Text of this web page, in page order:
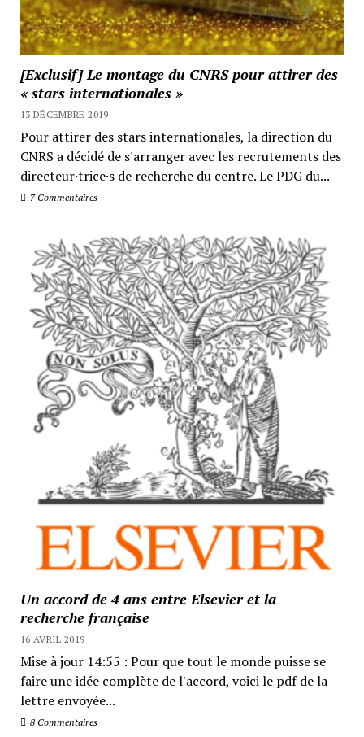
[Exclusif] Le montage du CNRS pour attirer des
« stars internationales »
13 DÉCEMBRE 2019
Pour attirer des stars internationales, la direction du
CNRS a décidé de s'arranger avec les recrutements des
directeur·trice·s de recherche du centre. Le PDG du...
7 Commentaires
Un accord de 4 ans entre Elsevier et la
recherche française
16 AVRIL 2019
Mise à jour 14:55 : Pour que tout le monde puisse se
faire une idée complète de l'accord, voici le pdf de la
lettre envoyée...
8 Commentaires